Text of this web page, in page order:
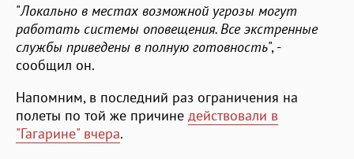
"Локально в местах возможной угрозы могут
работать системы оповещения. Все экстренные
службы приведены в полную готовность", -
сообщил он.
Напомним, в последний раз ограничения на
полеты по той же причине действовали в
"Гагарине" вчера.